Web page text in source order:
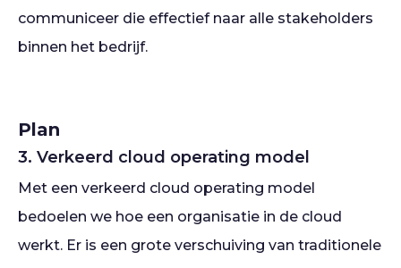
communiceer die effectief naar alle stakeholders
binnen het bedrijf.
Plan
3. Verkeerd cloud operating model
Met een verkeerd cloud operating model
bedoelen we hoe een organisatie in de cloud
werkt. Er is een grote verschuiving van traditionele